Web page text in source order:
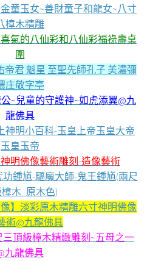
童玉女~善財童子和龍女~八寸
樟木精雕
氣的八仙彩和八仙彩福祿壽桌
圍
帝君 魁星 至聖先師孔子 美濃彌
庄敬字亭
~兒童的守護神~如虎添翼@九
龍佛具
神明小百科-玉皇上帝玉皇大帝
玉皇玉帝
神明佛像藝術雕刻-造像藝術
鍾馗-驅魔大師-鬼王鍾馗(兩尺
木_原木色)
】淡彩原木精雕六寸神明佛像
術@九龍佛具
三頂級樟木精緻雕刻~五母之一
九龍佛具